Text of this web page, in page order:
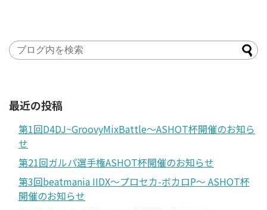
最近の投稿
第1回D4DJ~GroovyMixBattle～ASHOT杯開催のお知ら
せ
第21回ガルパ選手権ASHOT杯開催のお知らせ
第3回beatmania IIDX～プロセカ-ボカロP～ ASHOT杯
開催のお知らせ